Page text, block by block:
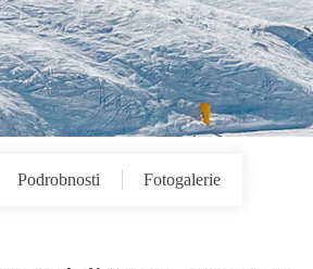
Podrobnosti Fotogalerie